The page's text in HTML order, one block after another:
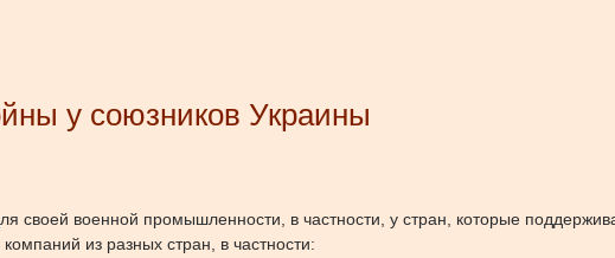
у союзников Украины
своей военной промышленности, в частности, у стран, которые
из разных стран, в частности: